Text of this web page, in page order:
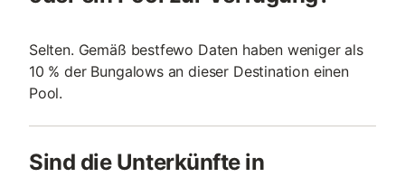
Selten. Gemäß bestfewo Daten haben weniger als
10 % der Bungalows an dieser Destination einen
Pool.
Sind die Unterkünfte in